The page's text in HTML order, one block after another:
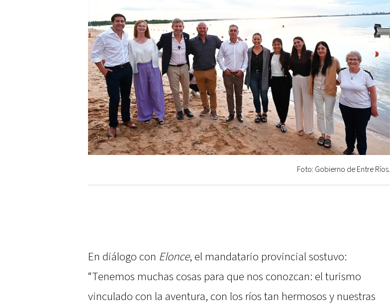
Foto: Gobierno de Entre Ríos.
En diálogo con Elonce, el mandatario provincial sostuvo:
“Tenemos muchas cosas para que nos conozcan: el turismo
vinculado con la aventura, con los ríos tan hermosos y nuestras